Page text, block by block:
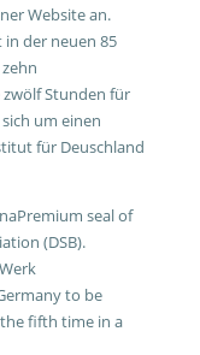
Website an.
in der neuen 85
zwölf Stunden für
um einen
für Deuschland
seal of
(DSB).
to be
fifth time in a